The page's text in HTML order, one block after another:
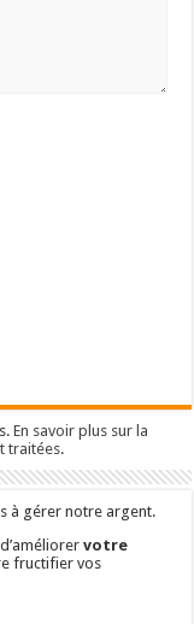
En savoir plus sur la
traitées.
à gérer notre argent.
votre
fructifier vos